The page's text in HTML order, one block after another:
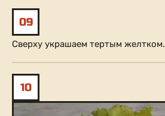
09
Сверху украшаем тертым желтком.
10